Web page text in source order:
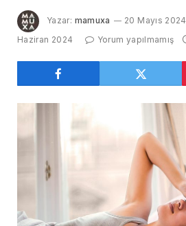
Yazar: mamuxa 20 Mayıs 2024
Haziran 2024
Yorum yapılmamış